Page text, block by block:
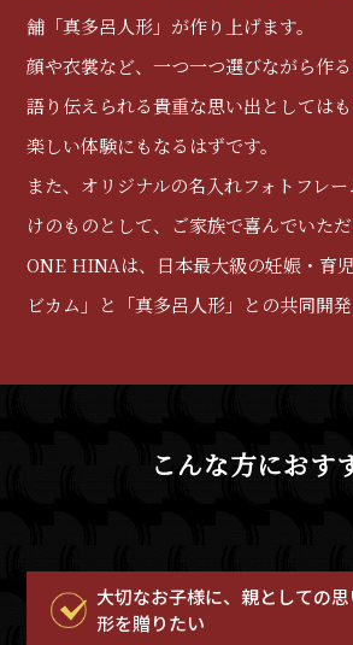
舗「真多呂人形」が作り上げます。
顔や衣裳など、一つ一つ選びながら作
語り伝えられる貴重な思い出としては
楽しい体験にもなるはずです。
また、オリジナルの名入れフォトフレ
けのものとして、ご家族で喜んでいただ
ONE HINAは、日本最大級の妊娠・育
ビカム」と「真多呂人形」との共同開発
こんな方におす
大切なお子様に、親としての
形を贈りたい